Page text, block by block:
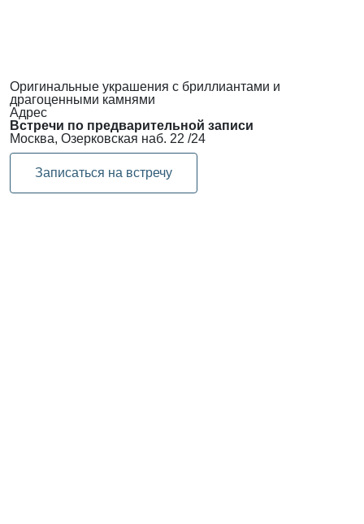
Оригинальные украшения с бриллиантами и
драгоценными камнями
Адрес
Встречи по предварительной записи
Москва, Озерковская наб. 22 /24
Записаться на встречу